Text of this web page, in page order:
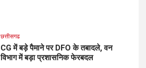
छत्तीसगढ
CG में बड़े पैमाने पर DFO के तबादले, वन
विभाग में बड़ा प्रशासनिक फेरबदल